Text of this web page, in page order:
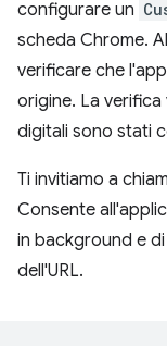
configurare un
scheda Chrome.
verificare che
origine. La verifica
digitali sono stati
Ti invitiamo a
Consente
in background e
dell'URL.